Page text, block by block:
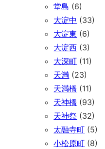
堂島 (6)
大淀中 (33)
大淀東 (6)
大淀西 (3)
大深町 (11)
天満 (23)
天満橋 (11)
天神橋 (93)
天神祭 (32)
太融寺町 (5)
小松原町 (8)